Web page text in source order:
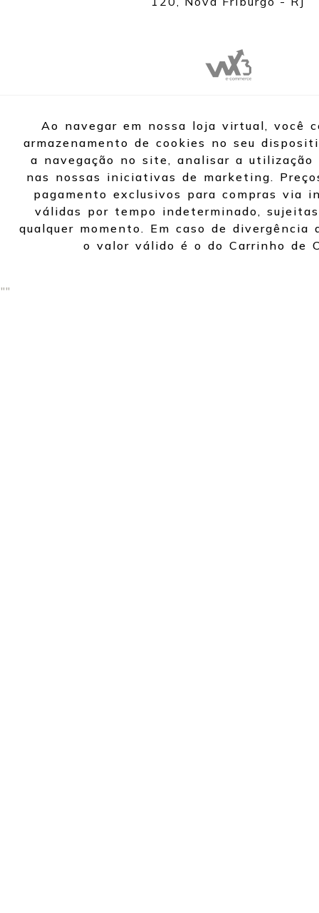
Ao navegar em nossa loja virtual, você
armazenamento de cookies no seu
a navegação no site, analisar a
nas nossas iniciativas de marketing.
pagamento exclusivos para compras via
válidas por tempo indeterminado,
qualquer momento. Em caso de divergência
o valor válido é o do Carrinho de
""